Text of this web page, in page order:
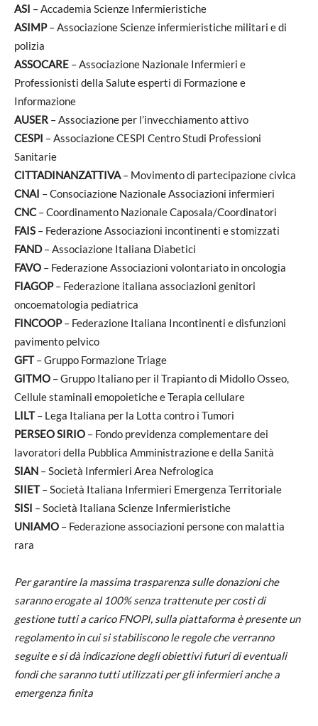
ASI – Accademia Scienze Infermieristiche
ASIMP– Associazione Scienze infermieristiche militari e di
polizia
ASSOCARE – Associazione Nazionale Infermieri e
Professionisti della Salute esperti di Formazione e
Informazione
AUSER – Associazione per l’invecchiamento attivo
CESPI – Associazione CESPI Centro Studi Professioni
Sanitarie
CITTADINANZATTIVA– Movimento di partecipazione civica
CNAI – Consociazione Nazionale Associazioni infermieri
CNC– Coordinamento Nazionale Caposala/Coordinatori
FAIS – Federazione Associazioni incontinenti e stomizzati
FAND– Associazione Italiana Diabetici
FAVO – Federazione Associazioni volontariato in oncologia
FIAGOP– Federazione italiana associazioni genitori
oncoematologia pediatrica
FINCOOP– Federazione Italiana Incontinenti e disfunzioni
pavimento pelvico
GFT– Gruppo Formazione Triage
GITMO – Gruppo Italiano per il Trapianto di Midollo Osseo,
Cellule staminali emopoietiche e Terapia cellulare
LILT– Lega Italiana per la Lotta contro i Tumori
PERSEO SIRIO – Fondo previdenza complementare dei
lavoratori della Pubblica Amministrazione e della Sanità
SIAN – Società Infermieri Area Nefrologica
SIIET– Società Italiana Infermieri Emergenza Territoriale
SISI – Società Italiana Scienze Infermieristiche
UNIAMO – Federazione associazioni persone con malattia
rara
Per garantire la massima trasparenza sulle donazioni che
saranno erogate al 100% senza trattenute per costi di
gestione tutti a carico FNOPI, sulla piattaforma è presente un
regolamento in cui si stabiliscono le regole che verranno
seguite e si dà indicazione degli obiettivi futuri di eventuali
fondi che saranno tutti utilizzati per gli infermieri anche a
emergenza finita